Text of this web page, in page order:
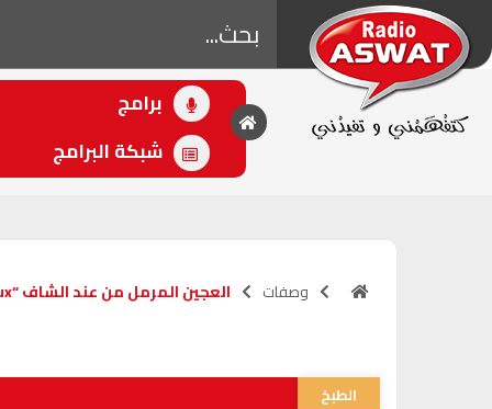
برامج
شبكة البرامج
• اللاحق
أصوات الرياضة
(16:00 - 18:00)
وصفات العجين المرمل من عند الشاف “rose bijoux ”
الطبخ